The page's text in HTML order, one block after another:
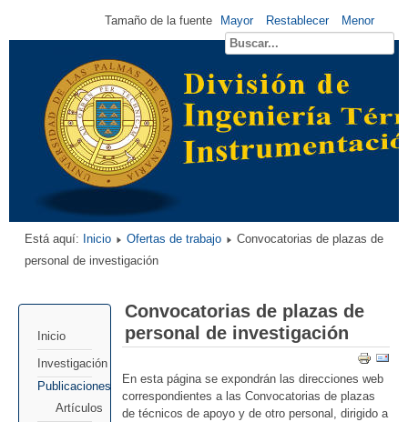
Tamaño de la fuente Mayor Restablecer Menor
Está aquí: Inicio Ofertas de trabajo
Convocatorias de plazas de
personal de investigación
Inicio
Investigación
Publicaciones
Artículos
Convocatorias de plazas de
personal de investigación
En esta página se expondrán las direcciones web
correspondientes a las Convocatorias de plazas
de técnicos de apoyo y de otro personal, dirigido a